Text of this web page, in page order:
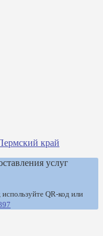
край
услуг
QR-код или